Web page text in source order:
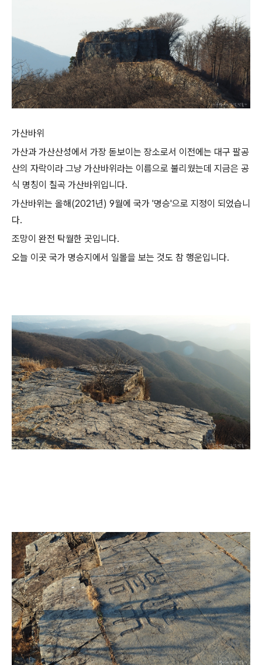
가산바위
가산과 가산산성에서 가장 돋보이는 장소로서 이전에는 대구 팔공
산의 자락이라 그냥 가산바위라는 이름으로 불리웠는데 지금은 공
식 명칭이 칠곡 가산바위입니다.
가산바위는 올해(2021년) 9월에 국가 '명승'으로 지정이 되었습니
다.
조망이 완전 탁월한 곳입니다.
오늘 이곳 국가 명승지에서 일몰을 보는 것도 참 행운입니다.